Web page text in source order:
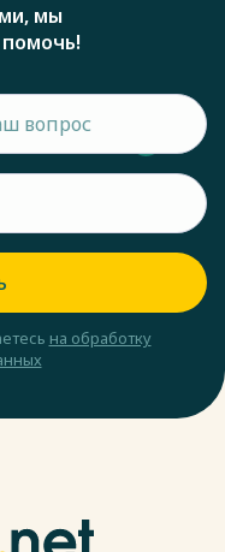
мы
на обработку